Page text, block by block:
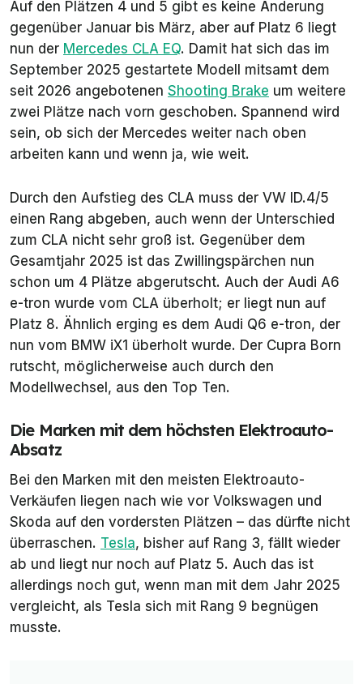
Auf den Plätzen 4 und 5 gibt es keine Änderung
gegenüber Januar bis März, aber auf Platz 6 liegt
nun der Mercedes CLA EQ. Damit hat sich das im
September 2025 gestartete Modell mitsamt dem
seit 2026 angebotenen Shooting Brake um weitere
zwei Plätze nach vorn geschoben. Spannend wird
sein, ob sich der Mercedes weiter nach oben
arbeiten kann und wenn ja, wie weit.
Durch den Aufstieg des CLA muss der VW ID.4/5
einen Rang abgeben, auch wenn der Unterschied
zum CLA nicht sehr groß ist. Gegenüber dem
Gesamtjahr 2025 ist das Zwillingspärchen nun
schon um 4 Plätze abgerutscht. Auch der Audi A6
e-tron wurde vom CLA überholt; er liegt nun auf
Platz 8. Ähnlich erging es dem Audi Q6 e-tron, der
nun vom BMW iX1 überholt wurde. Der Cupra Born
rutscht, möglicherweise auch durch den
Modellwechsel, aus den Top Ten.
Die Marken mit dem höchsten Elektroauto-
Absatz
Bei den Marken mit den meisten Elektroauto-
Verkäufen liegen nach wie vor Volkswagen und
Skoda auf den vordersten Plätzen – das dürfte nicht
überraschen. Tesla, bisher auf Rang 3, fällt wieder
ab und liegt nur noch auf Platz 5. Auch das ist
allerdings noch gut, wenn man mit dem Jahr 2025
vergleicht, als Tesla sich mit Rang 9 begnügen
musste.